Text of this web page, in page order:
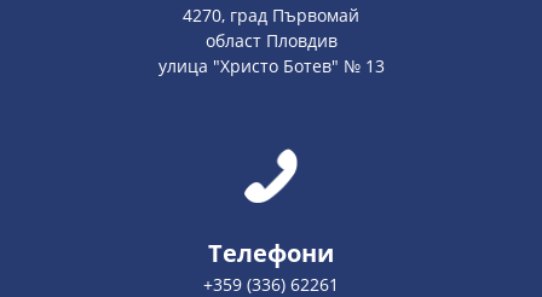
4270, град Първомай
област Пловдив
улица "Христо Ботев" № 13
Телефони
+359 (336) 62261